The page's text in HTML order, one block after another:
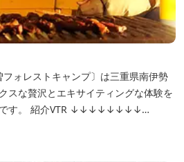
フォレストキャンプ〕は三重県南伊勢
スな贅沢とエキサイティングな体験を